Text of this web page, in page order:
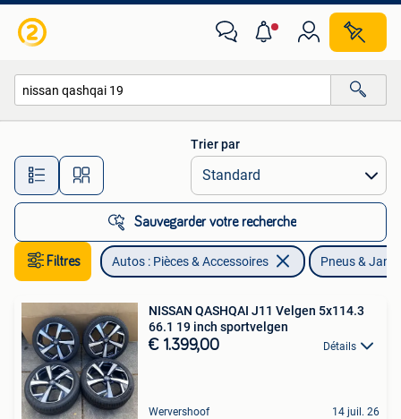
Toutes les distances…
Trier par
Sauvegarder votre recherche
Filtres Autos : Pièces & Accessoires Pneus &
NISSAN QASHQAI J11 Velgen 5x114.3
66.1 19 inch sportvelgen
€ 1.399,00 Détails
Wervershoof 14 juil. 26